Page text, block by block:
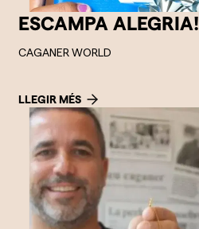
ESCAMPA ALEGRIA!
CAGANER WORLD
LLEGIR MÉS